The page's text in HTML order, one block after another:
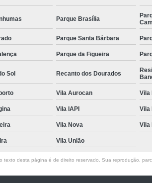
Parque Brasília
Parque Santa Bárbara
Parque da Figueira
Sol Recanto dos Dourados
Vila Aurocan Vila
Vila IAPI Vila
Vila Nova Vila
Vila União
texto desta página é de direito reservado. Sua reprodução,